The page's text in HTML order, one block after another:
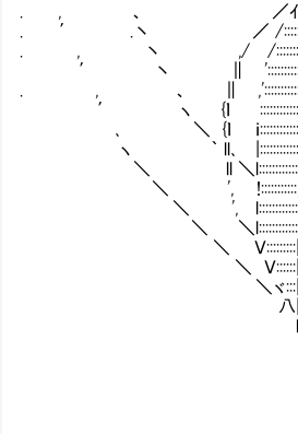
. , 、 ／ｲ
. ′ .丶 ／ /
. , 丶 ,/ /:::::::::::::::::::,':::::::::::::
′ 丶 ∥ ':::::::::::::::::::::|:::::::::
. , 、 ∥ ,'::::::::::::::::::::::|とつ
′ ヽ {ｌ :::::::::::::::ｉ:::::::|:::/
､ ＼ {ｌ ｉ:::::::::::::::|:::::::|/´
ヽ ｀ ll､
＼ ll ＼l::::::::::::::/
＼ ', !:::::::::::,':::::::
＼ ', l:::::::::::::::／:::∧ Ｖ´
＼ ＼l::::::::::::/ ＼::ﾍ
＼ Ｖ:::::::::| ヾ::::＞｡
＼ Ｖ::::::| ヾ､:::::r､
＼ヾ:::| ｀7/
八|、 ヽ //
l ヽ、 {.{ ｀ｰ
', {.{ __
r‐i/_ﾉ´ﾄ{´ ト｢
7ヽ.>=＝ ￣
⌒)'´ ＼/ |
ゝ ヽ＼!. 〈